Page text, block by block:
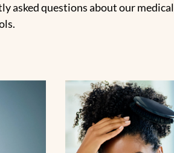
asked questions about our medical